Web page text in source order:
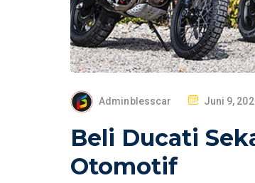
Adminblesscar
S
Juni 9,
Beli Ducati
Otomotif